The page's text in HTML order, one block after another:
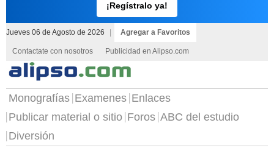
¡Regístralo ya!
Jueves 06 de Agosto de 2026 Agregar a Favoritos
Contactate con nosotros Publicidad en Alipso.com
Monografías Examenes Enlaces
Publicar material o sitio Foros ABC del estudio
Diversión